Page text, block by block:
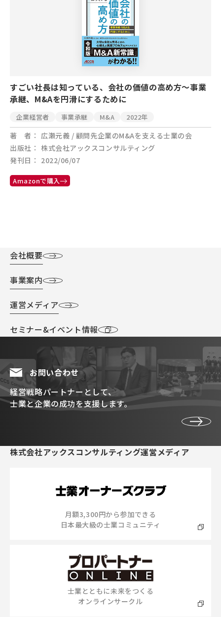
すごい社長は知っている、会社の価値の高め方～事業
承継、M&Aを円滑にするために
企業経営者 事業承継 M&A 2022年
著 者
広瀬元義 / 顧問先企業のM&Aを支える士業の会
出版社
株式会社アックスコンサルティング
発刊日
2022/06/07
Amazonで購入
会社概要
事業案内
運営メディア
セミナー&イベント情報
お問い合わせ
経営戦略パートナーとして、
士業と企業の成功を支援します。
株式会社アックスコンサルティング運営メディア
月額3,300円から参加できる
日本最大級の士業コミュニティ
士業とともに未来をつくる
オンラインサークル